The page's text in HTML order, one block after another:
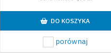
DO KOSZYKA
porównaj